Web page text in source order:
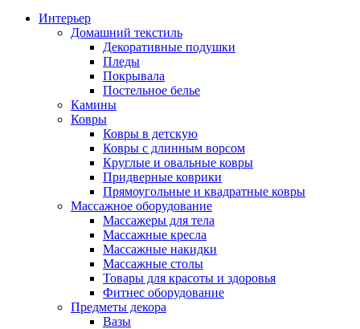
Интерьер
Домашний текстиль
Декоративные подушки
Пледы
Покрывала
Постельное белье
Камины
Ковры
Ковры в детскую
Ковры с длинным ворсом
Круглые и овальные ковры
Придверные коврики
Прямоугольные и квадратные ковры
Массажное оборудование
Массажеры для тела
Массажные кресла
Массажные накидки
Массажные столы
Товары для красоты и здоровья
Фитнес оборудование
Предметы декора
Вазы